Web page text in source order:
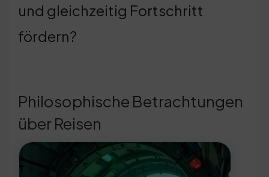
und gleichzeitig Fortschritt
fördern?
Philosophische Betrachtungen
über Reisen